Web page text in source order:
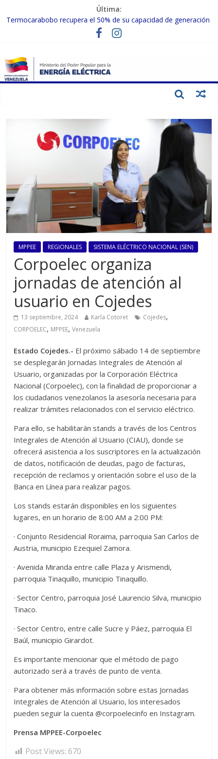
Última:
Termocarabobo recupera el 50% de su capacidad de generación
MPPEE avanza en la recuperación de infraestructuras eléctricas
Gobierno Nacional coordina acciones con el sector privado para
fortalecer el SEN ante el «Súper Niño»
Inspeccionan trabajos de rehabilitación en instalaciones del SEN
MPPEE REGIONALES SISTEMA ELÉCTRICO NACIONAL (SEN)
Corpoelec organiza
jornadas de atención al
usuario en Cojedes
13 septiembre, 2024 Karla Cotoret Cojedes,
CORPOELEC, MPPEE,Venezuela
Estado Cojedes.- El próximo sábado 14 de septiembre
se desplegarán Jornadas Integrales de Atención al
Usuario, organizadas por la Corporación Eléctrica
Nacional (Corpoelec), con la finalidad de proporcionar a
los ciudadanos venezolanos la asesoría necesaria para
realizar trámites relacionados con el servicio eléctrico.
Para ello, se habilitarán stands a través de los Centros
Integrales de Atención al Usuario (CIAU), donde se
ofrecerá asistencia a los suscriptores en la actualización
de datos, notificación de deudas, pago de facturas,
recepción de reclamos y orientación sobre el uso de la
Banca en Línea para realizar pagos.
Los stands estarán disponibles en los siguientes
lugares, en un horario de 8:00 AM a 2:00 PM:
· Conjunto Residencial Roraima, parroquia San Carlos de
Austria, municipio Ezequiel Zamora.
· Avenida Miranda entre calle Plaza y Arismendi,
parroquia Tinaquillo, municipio Tinaquillo.
· Sector Centro, parroquia José Laurencio Silva, municipio
Tinaco.
· Sector Centro, entre calle Sucre y Páez, parroquia El
Baúl, municipio Girardot.
Es importante mencionar que el método de pago
autorizado será a través de punto de venta.
Para obtener más información sobre estas Jornadas
Integrales de Atención al Usuario, los interesados
pueden seguir la cuenta @corpoelecinfo en Instagram.
Prensa MPPEE-Corpoelec
Post Views: 670